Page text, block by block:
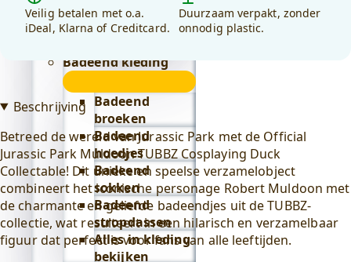
badtextiel
bekijken
Badeend kleding
Badeend
broeken
Badeend
hoedjes
Badeend
sokken
Badeend
stropdassen
Alles in kleding
bekijken
Veilig betalen met o.a.
iDeal, Klarna of Creditcard.
Duurzaam verpakt, zonder
onnodig plastic.
Beschrijving
Betreed de wereld van Jurassic Park met de Official
Jurassic Park Muldoon TUBBZ Cosplaying Duck
Collectable! Dit unieke en speelse verzamelobject
combineert het iconische personage Robert Muldoon met
de charmante en geliefde badeendjes uit de TUBBZ-
collectie, wat resulteert in een hilarisch en verzamelbaar
figuur dat perfect is voor fans van alle leeftijden.